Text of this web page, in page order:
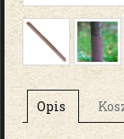
Opis